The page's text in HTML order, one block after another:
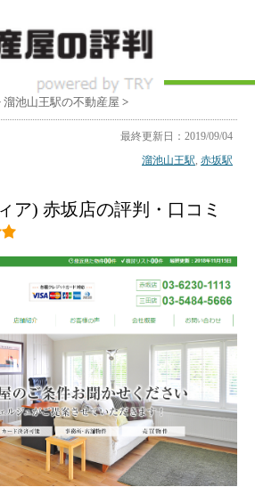
溜池山王駅の不動産屋 >
最終更新日：2019/09/04
溜池山王駅, 赤坂駅
ア) 赤坂店の評判・口コミ